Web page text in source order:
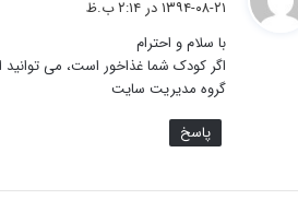
۱۳۹۴-۰۸-۲۱ در ۲:۱۴ ب.ظ
با سلام و احترام
اگر کودک شما غذاخور است، می توانید
گروه مدیریت سایت
پاسخ